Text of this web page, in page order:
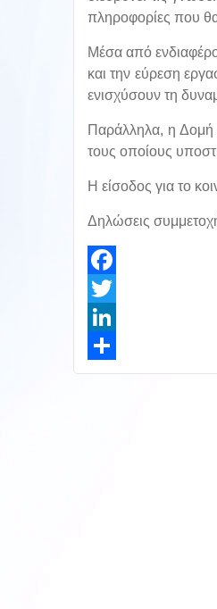
πληροφορίες που
Μέσα από
και την εύρεση
ενισχύσουν τη
Παράλληλα, η Δομή
τους οποίους
Η είσοδος για το
Δηλώσεις
Facebook
Twitter
LinkedIn
Share